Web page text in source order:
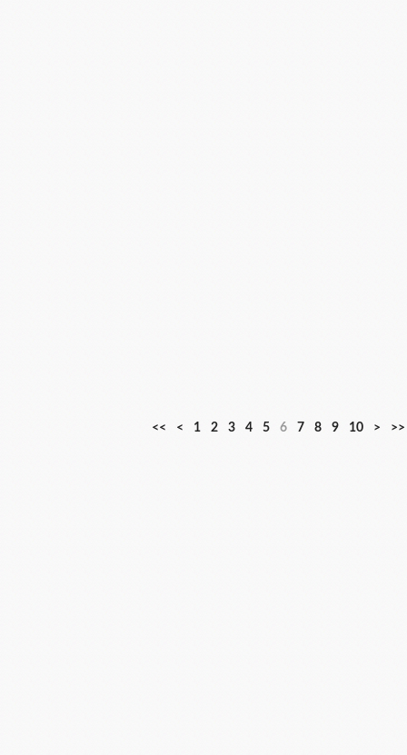
<< < 1 2 3 4 5 6 7 8 9 10 > >>